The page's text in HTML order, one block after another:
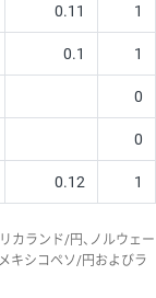
0.11 1
0.1 1
0
0
0.12 1
カランド/円、ノルウェー
キシコペソ/円およびラ